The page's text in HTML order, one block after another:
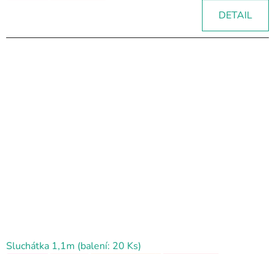
DETAIL
Sluchátka 1,1m (balení: 20 Ks)